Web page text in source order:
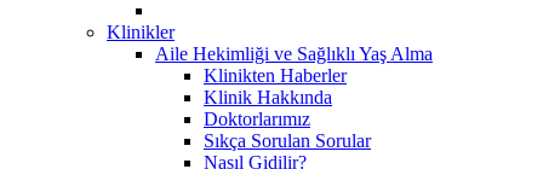
Klinikler
Aile Hekimliği ve Sağlıklı Yaş Alma
Klinikten Haberler
Klinik Hakkında
Doktorlarımız
Sıkça Sorulan Sorular
Nasıl Gidilir?